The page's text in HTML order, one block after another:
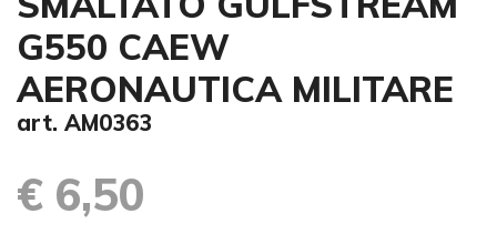
G550 CAEW
AERONAUTICA MILITARE
art. AM0363
€ 6,50